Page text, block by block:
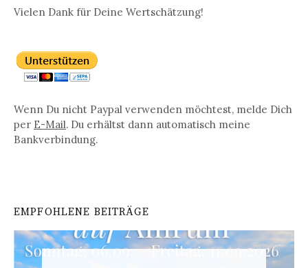
Vielen Dank für Deine Wertschätzung!
Wenn Du nicht Paypal verwenden möchtest, melde Dich
per E-Mail. Du erhältst dann automatisch meine
Bankverbindung.
EMPFOHLENE BEITRÄGE